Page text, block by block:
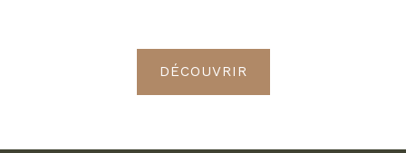
DÉCOUVRIR